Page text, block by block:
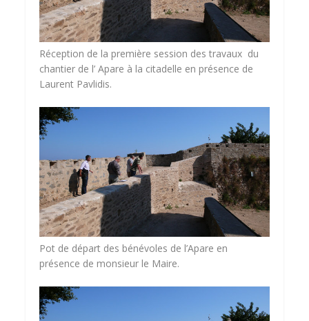
Réception de la première session des travaux du
chantier de l’ Apare à la citadelle en présence de
Laurent Pavlidis.
Pot de départ des bénévoles de l’Apare en
présence de monsieur le Maire.